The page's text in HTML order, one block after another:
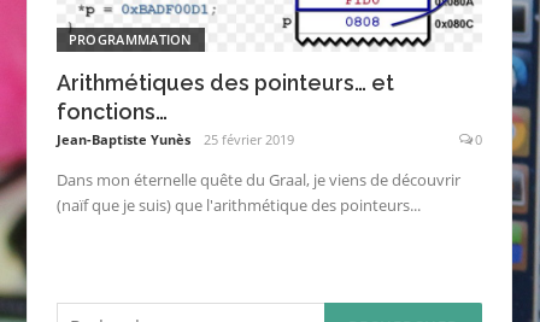
PROGRAMMATION
Arithmétiques des pointeurs… et
fonctions…
Jean-Baptiste Yunès 25 février 2019 0
Dans mon éternelle quête du Graal, je viens de découvrir
(naïf que je suis) que l'arithmétique des pointeurs...
Rechercher :